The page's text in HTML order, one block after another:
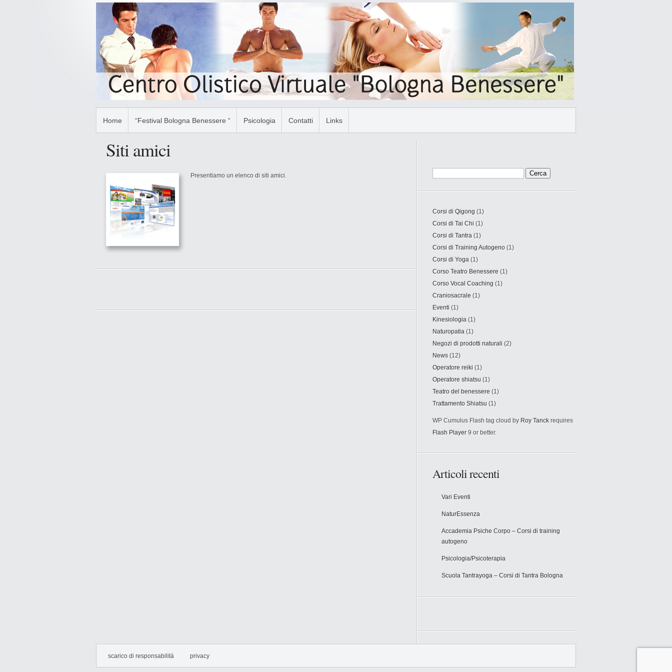
Home “Festival Bologna Benessere “ Psicologia Contatti Links
Siti amici
Presentiamo un elenco di siti amici.
Corsi di Qigong (1)
Corsi di Tai Chi (1)
Corsi di Tantra (1)
Corsi di Training Autogeno (1)
Corsi di Yoga (1)
Corso Teatro Benessere (1)
Corso Vocal Coaching (1)
Craniosacrale (1)
Eventi (1)
Kinesiologia (1)
Naturopatia (1)
Negozi di prodotti naturali (2)
News (12)
Operatore reiki (1)
Operatore shiatsu (1)
Teatro del benessere (1)
Trattamento Shiatsu (1)
WP Cumulus Flash tag cloud by Roy Tanck requires
Flash Player 9 or better.
Articoli recenti
Vari Eventi
NaturEssenza
Accademia Psiche Corpo – Corsi di training
autogeno
Psicologia/Psicoterapia
Scuola Tantrayoga – Corsi di Tantra Bologna
scarico di responsabilità privacy